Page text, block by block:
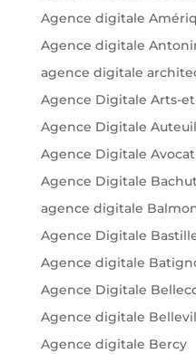
Agence digitale
Agence digitale
agence digitale
Agence Digitale Arts-
Agence Digitale Auteuil
Agence Digitale
Agence Digitale Bachut
agence digitale
Agence Digitale
Agence digitale
Agence Digitale
Agence digitale
Agence digitale Bercy